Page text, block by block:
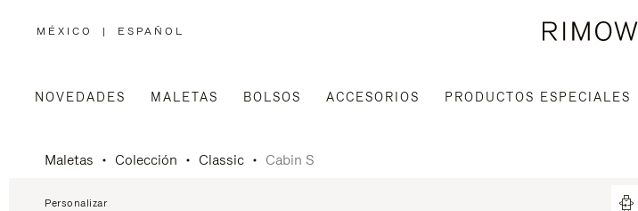
MÉXICO
,
| ESPAÑOL
NOVEDADES MALETAS BOLSOS ACCESORIOS PRODUCTOS ESPECIALES
Maletas Colección Classic Cabin S
Personalizar